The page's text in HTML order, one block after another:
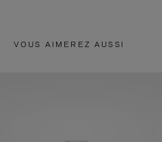
VOUS AIMEREZ AUSSI